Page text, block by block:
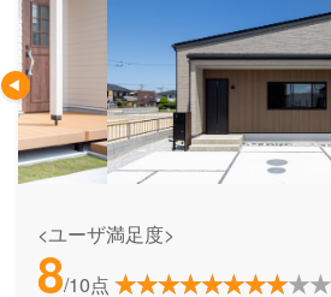
<ユーザ満足度>
8/10点